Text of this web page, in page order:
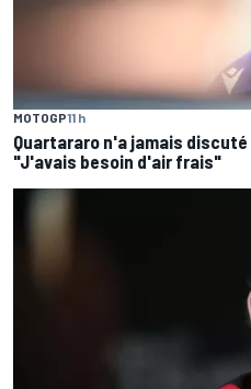
MOTOGP11 h
Quartararo n'a jamais discuté
"J'avais besoin d'air frais"